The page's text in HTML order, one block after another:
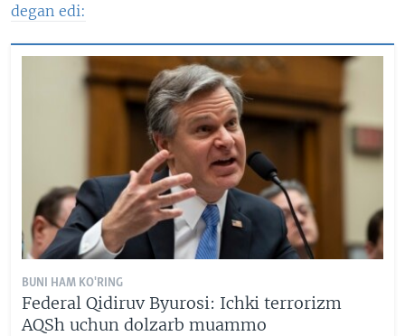
degan edi:
BUNI HAM KO'RING
Federal Qidiruv Byurosi: Ichki terrorizm
AQSh uchun dolzarb muammo